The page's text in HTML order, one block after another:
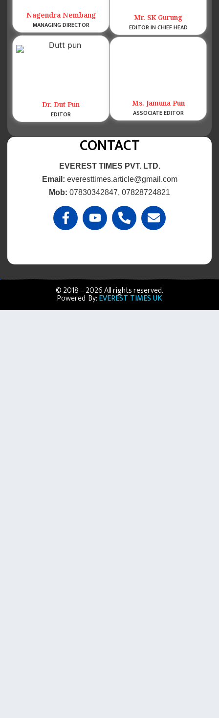
Nagendra Nembang
MANAGING DIRECTOR
Mr. SK Gurung
EDITOR IN CHIEF HEAD
Dr. Dut Pun
EDITOR
Ms. Jamuna Pun
ASSOCIATE EDITOR
CONTACT
EVEREST TIMES PVT. LTD.
Email: everesttimes.article@gmail.com
Mob: 07830342847, 07828724821
© 2018 – 2026 All rights reserved.
Powered By:EVEREST TIMES UK